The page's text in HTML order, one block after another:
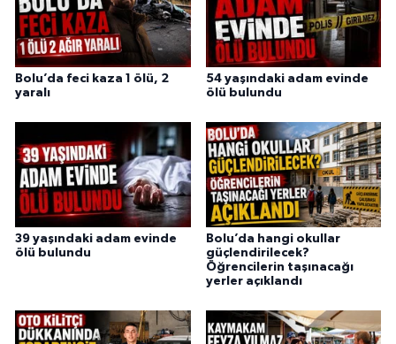
Bolu’da feci kaza 1 ölü, 2
yaralı
54 yaşındaki adam evinde
ölü bulundu
39 yaşındaki adam evinde
ölü bulundu
Bolu’da hangi okullar
güçlendirilecek?
Öğrencilerin taşınacağı
yerler açıklandı